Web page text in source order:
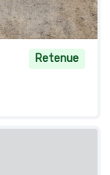
Retenue